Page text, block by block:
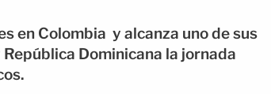
en Colombia y alcanza uno de sus
Dominicana la jornada